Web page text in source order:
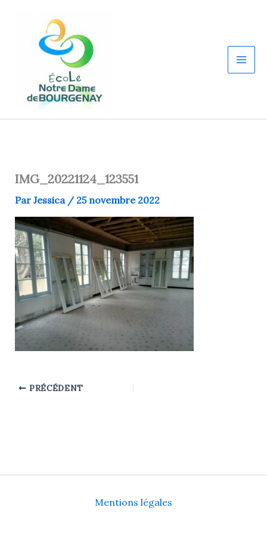
IMG_20221124_123551
Par Jessica / 25 novembre 2022
PRÉCÉDENT
Mentions légales